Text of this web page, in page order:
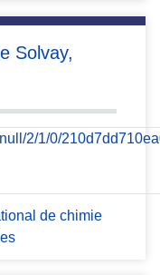
Solvay,
de chimie